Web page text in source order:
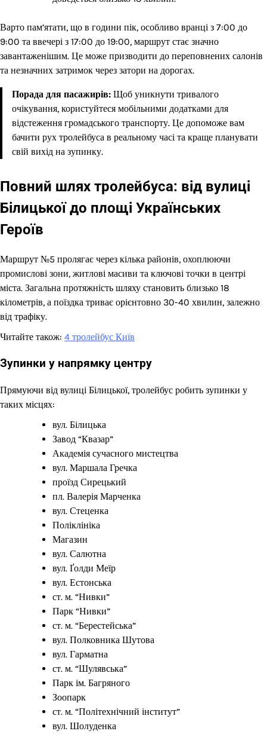
Варто пам’ятати, що в години пік, особливо вранці з 7:00 до
9:00 та ввечері з 17:00 до 19:00, маршрут стає значно
завантаженішим. Це може призводити до переповнених салонів
та незначних затримок через затори на дорогах.
Порада для пасажирів: Щоб уникнути тривалого
очікування, користуйтеся мобільними додатками для
відстеження громадського транспорту. Це допоможе вам
бачити рух тролейбуса в реальному часі та краще планувати
свій вихід на зупинку.
Повний шлях тролейбуса: від вулиці
Білицької до площі Українських
Героїв
Маршрут №5 пролягає через кілька районів, охоплюючи
промислові зони, житлові масиви та ключові точки в центрі
міста. Загальна протяжність шляху становить близько 18
кілометрів, а поїздка триває орієнтовно 30-40 хвилин, залежно
від трафіку.
Читайте також: 4 тролейбус Київ
Зупинки у напрямку центру
Прямуючи від вулиці Білицької, тролейбус робить зупинки у
таких місцях:
вул. Білицька
Завод “Квазар”
Академія сучасного мистецтва
вул. Маршала Гречка
проїзд Сирецький
пл. Валерія Марченка
вул. Стеценка
Поліклініка
Магазин
вул. Салютна
вул. Ґолди Меїр
вул. Естонська
ст. м. “Нивки”
Парк “Нивки”
ст. м. “Берестейська”
вул. Полковника Шутова
вул. Гарматна
ст. м. “Шулявська”
Парк ім. Багряного
Зоопарк
ст. м. “Політехнічний інститут”
вул. Шолуденка